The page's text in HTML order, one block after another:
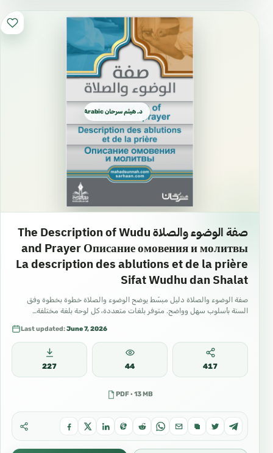
د. هيثم سرحان Arabic العربية
صفة الوضوء والصلاة The Description of Wudu
and Prayer Описание омовения и молитвы
La description des ablutions et de la prière
Sifat Wudhu dan Shalat
صفة الوضوء والصلاة دليل مبسّط يوضح الوضوء والصلاة خطوة بخطوة وفق
السنة بأسلوب سهل وواضح. متوفر بلغات متعددة، كل لوحة بلغة مختلفة…
Last updated:June 7, 2026
227 44 417
PDF · 13 MB